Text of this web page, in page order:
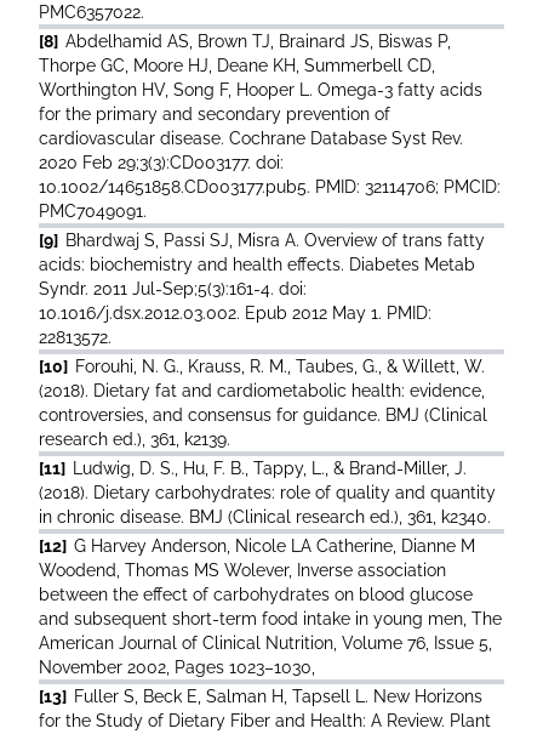
PMC6357022.
[8] Abdelhamid AS, Brown TJ, Brainard JS, Biswas P,
Thorpe GC, Moore HJ, Deane KH, Summerbell CD,
Worthington HV, Song F, Hooper L. Omega-3 fatty acids
for the primary and secondary prevention of
cardiovascular disease. Cochrane Database Syst Rev.
2020 Feb 29;3(3):CD003177. doi:
10.1002/14651858.CD003177.pub5. PMID: 32114706; PMCID:
PMC7049091.
[9] Bhardwaj S, Passi SJ, Misra A. Overview of trans fatty
acids: biochemistry and health effects. Diabetes Metab
Syndr. 2011 Jul-Sep;5(3):161-4. doi:
10.1016/j.dsx.2012.03.002. Epub 2012 May 1. PMID:
22813572.
[10] Forouhi, N. G., Krauss, R. M., Taubes, G., & Willett, W.
(2018). Dietary fat and cardiometabolic health: evidence,
controversies, and consensus for guidance. BMJ (Clinical
research ed.), 361, k2139.
[11]
Ludwig, D. S., Hu, F. B., Tappy, L., & Brand-Miller, J.
(2018). Dietary carbohydrates: role of quality and quantity
in chronic disease. BMJ (Clinical research ed.), 361, k2340.
[12] G Harvey Anderson, Nicole LA Catherine, Dianne M
Woodend, Thomas MS Wolever, Inverse association
between the effect of carbohydrates on blood glucose
and subsequent short-term food intake in young men, The
American Journal of Clinical Nutrition, Volume 76, Issue 5,
November 2002, Pages 1023–1030,
[13] Fuller S, Beck E, Salman H, Tapsell L. New Horizons
for the Study of Dietary Fiber and Health: A Review. Plant